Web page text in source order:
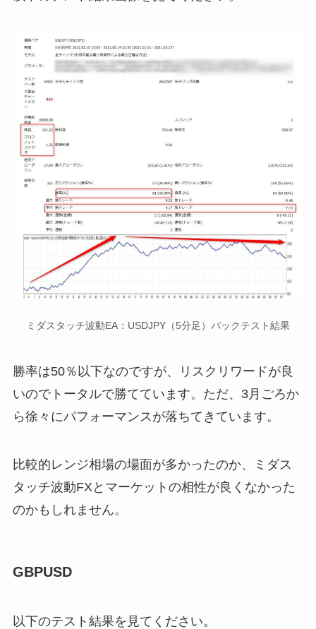
ミダスタッチ波動EA：USDJPY（5分足）バックテスト結果
勝率は50％以下なのですが、リスクリワードが良
いのでトータルで勝てています。ただ、3月ごろか
ら徐々にパフォーマンスが落ちてきています。
比較的レンジ相場の場面が多かったのか、ミダス
タッチ波動FXとマーケットの相性が良くなかった
のかもしれません。
GBPUSD
以下のテスト結果を見てください。